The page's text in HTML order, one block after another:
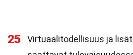
25
Virtuaalitodellisuus ja